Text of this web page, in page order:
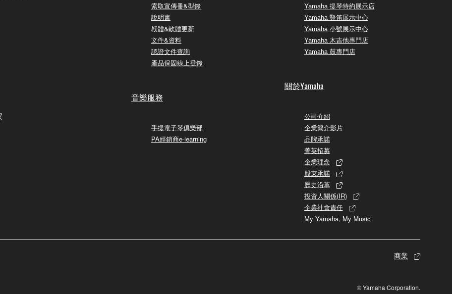
索取宣傳冊&型錄
說明書
韌體&軟體更新
文件&資料
認證文件查詢
產品保固線上登錄
音樂服務
手提電子琴俱樂部
PA經銷商e-learning
Yamaha 提琴特約展示店
Yamaha 豎笛展示中心
Yamaha 小號展示中心
Yamaha 木吉他專門店
Yamaha 鼓專門店
關於Yamaha
公司介紹
企業簡介影片
品牌承諾
菁英招募
企業理念
股東承諾
歷史沿革
投資人關係(IR)
企業社會責任
My Yamaha, My Music
商業
© Yamaha Corporation.